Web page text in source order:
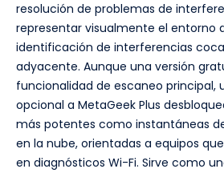
resolución de problemas de
representar visualmente el entorno
identificación de interferencias
adyacente. Aunque una versión
funcionalidad de escaneo principal,
opcional a MetaGeek Plus
más potentes como instantáneas
en la nube, orientadas a equipos
en diagnósticos Wi-Fi. Sirve como